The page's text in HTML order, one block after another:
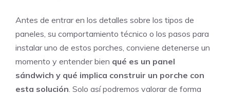
Antes de entrar en los detalles sobre los tipos de
paneles, su comportamiento técnico o los pasos para
instalar uno de estos porches, conviene detenerse un
momento y entender bien qué es un panel
sándwich y qué implica construir un porche con
esta solución. Solo así podremos valorar de forma